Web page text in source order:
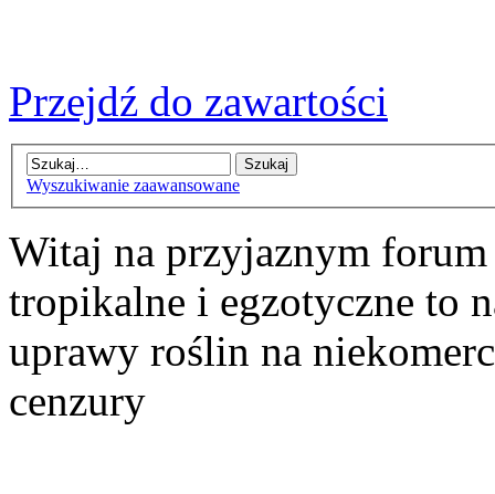
Przejdź do zawartości
Wyszukiwanie zaawansowane
Witaj na przyjaznym
tropikalne i egzotyczne to
uprawy roślin na
cenzury